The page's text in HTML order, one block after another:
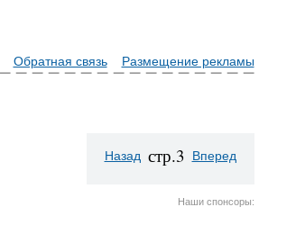
Обратная связь Размещение рекламы
Назад стр.3 Вперед
Наши спонсоры: